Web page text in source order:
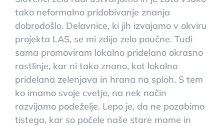
tako neformalno pridobivanje znanja
dobrodošlo. Delavnice, ki jih izvajamo v okviru
projekta LAS, se mi zdijo zelo poučne. Tudi
sama promoviram lokalno pridelano okrasno
rastlinje, kar ni tako znano, kot lokalno
pridelana zelenjava in hrana na sploh. S tem
ko imamo svoje cvetje, na nek način
razvijamo podeželje. Lepo je, da ne pozabimo
tistega, kar so počele naše stare mame in